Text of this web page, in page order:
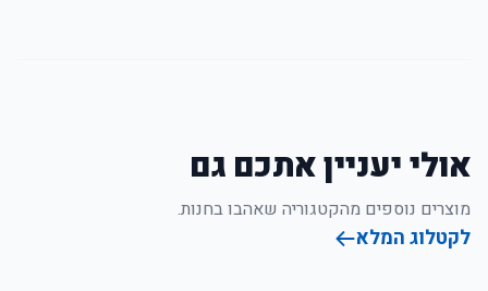
אולי יעניין אתכם גם
מוצרים נוספים מהקטגוריה שאהבו בחנות.
לקטלוג המלא